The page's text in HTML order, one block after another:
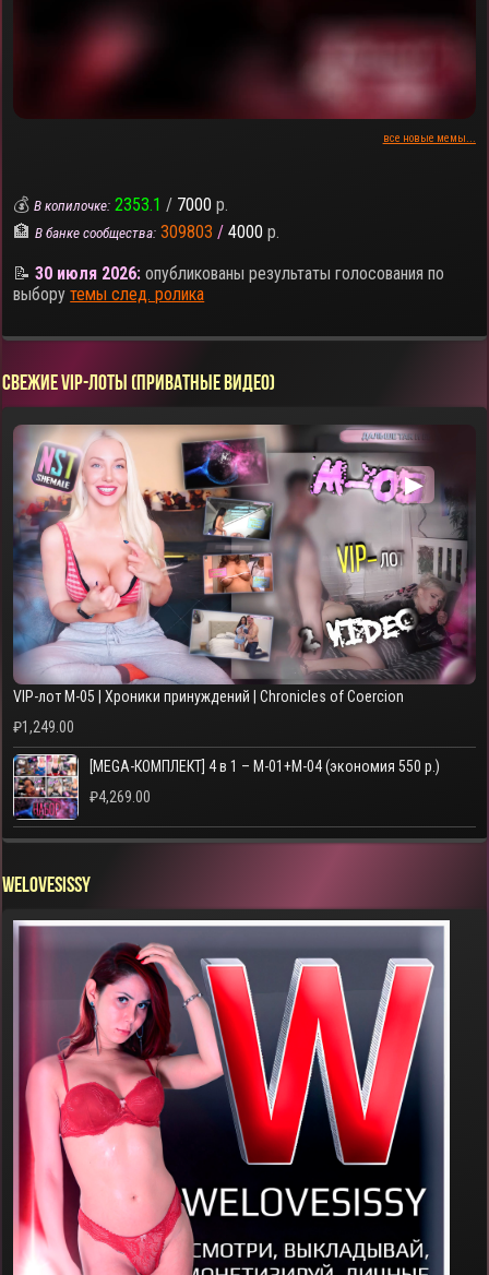
все новые мемы...
💰В копилочке: 2353.1 / 7000 р.
🏦В банке сообщества: 309803 / 4000 р.
📝30 июля 2026: опубликованы результаты голосования по
выборутемы след. ролика
СВЕЖИЕ VIP-ЛОТЫ (ПРИВАТНЫЕ ВИДЕО)
▶
VIP-лот M-05 | Хроники принуждений | Chronicles of Coercion
₽1,249.00
[MEGA-КОМПЛЕКТ] 4 в 1 – M-01+M-04 (экономия 550 р.)
₽4,269.00
WELOVESISSY